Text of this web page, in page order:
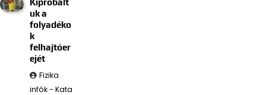
uk a
folyadéko
k
felhajtóer
ejét
Fizika
infók - Kata